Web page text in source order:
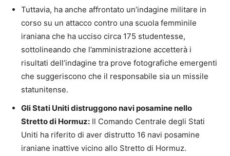
Tuttavia, ha anche affrontato un’indagine militare in
corso su un attacco contro una scuola femminile
iraniana che ha ucciso circa 175 studentesse,
sottolineando che l’amministrazione accetterà i
risultati dell’indagine tra prove fotografiche emergenti
che suggeriscono che il responsabile sia un missile
statunitense.
Gli Stati Uniti distruggono navi posamine nello
Stretto di Hormuz: Il Comando Centrale degli Stati
Uniti ha riferito di aver distrutto 16 navi posamine
iraniane inattive vicino allo Stretto di Hormuz.